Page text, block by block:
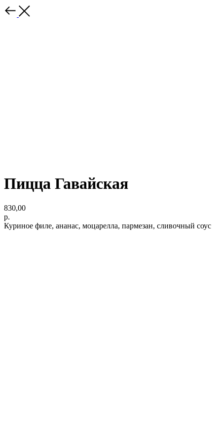
Пицца Гавайская
830,00
р.
Куриное филе, ананас, моцарелла, пармезан, сливочный соус